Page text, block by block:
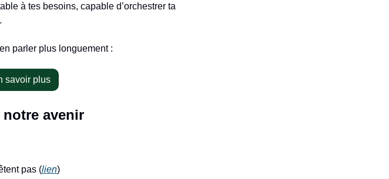
à tes besoins, capable d’orchestrer ta
parler plus longuement :
savoir plus
notre avenir
pas (lien)